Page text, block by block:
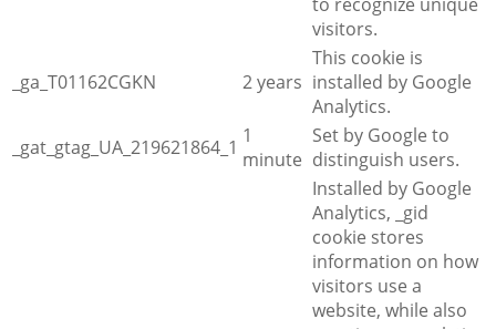
visitors.
_ga_T01162CGKN 2 years
This cookie is
installed by Google
Analytics.
_gat_gtag_UA_219621864_1 1
minute
Set by Google to
distinguish users.
Installed by Google
Analytics, _gid
cookie stores
information on how
visitors use a
website, while also